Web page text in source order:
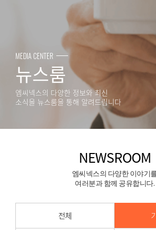
MEDIA CENTER
뉴스룸
엠씨넥스의 다양한 정보와 최신
소식을 뉴스룸을 통해 알려드립니다
NEWSROOM
엠씨넥스의 다양한 이야기
여러분과 함께 공유합니다.
전체